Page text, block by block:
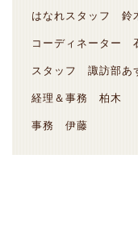
はなれスタッフ 鈴
コーディネーター
スタッフ 諏訪部あ
経理＆事務 柏木
事務 伊藤